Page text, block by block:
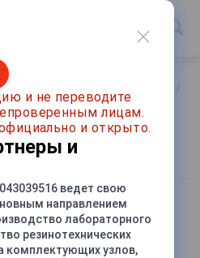
насоса
и не переводите
лицам.
и открыто.
и
ведет свою
направлением
лабораторного
резинотехнических
комплектующих узлов,